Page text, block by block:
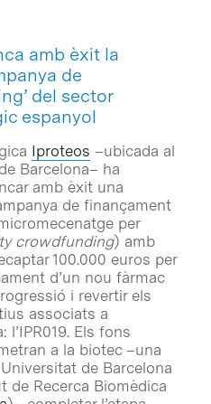
amb èxit la
de
del sector
espanyol
Iproteos –ubicada al
Barcelona– ha
amb èxit una
de finançament
per
crowdfunding) amb
100.000 euros per
d’un nou fàrmac
i revertir els
associats a
l’IPR019. Els fons
a la biotec –una
de Barcelona
de Recerca Biomèdica